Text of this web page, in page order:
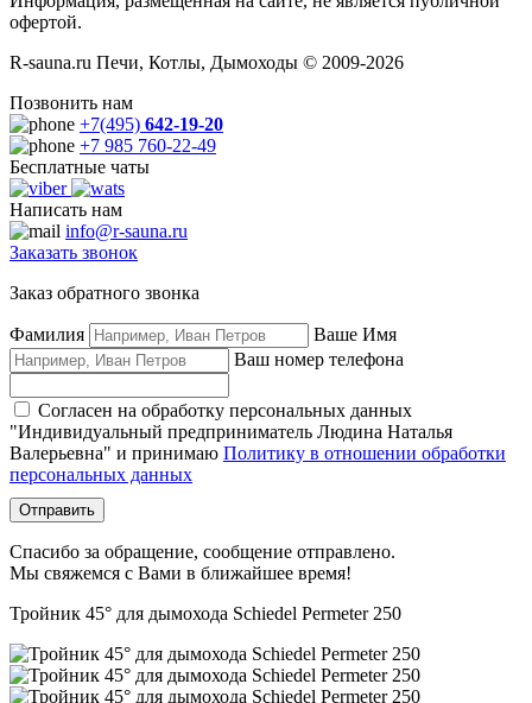
офертой.
R-sauna.ru Печи, Котлы, Дымоходы © 2009-2026
Позвонить нам
+7(495) 642-19-20
+7 985 760-22-49
Бесплатные чаты
Написать нам
info@r-sauna.ru
Заказать звонок
Заказ обратного звонка
Фамилия
Ваше Имя
Ваш номер телефона
Согласен на обработку персональных данных
"Индивидуальный предприниматель Людина Наталья
Валерьевна" и принимаю Политику в отношении обработки
персональных данных
Отправить
Спасибо за обращение, сообщение отправлено.
Мы свяжемся с Вами в ближайшее время!
Тройник 45° для дымохода Schiedel Permeter 250